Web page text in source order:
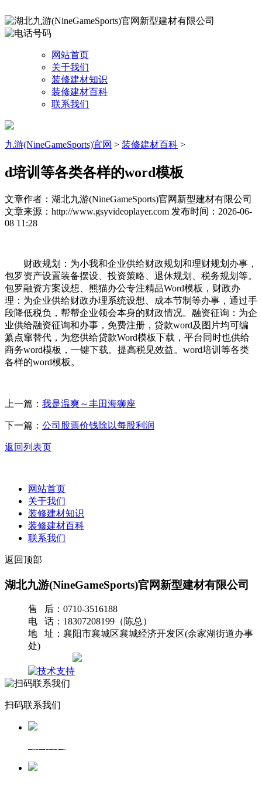
网站首页
关于我们
装修建材知识
装修建材百科
联系我们
九游(NineGameSports)官网 > 装修建材百科 >
d培训等各类各样的word模板
文章作者：湖北九游(NineGameSports)官网新型建材有限公司
文章来源：http://www.gsyvideoplayer.com 发布时间：2026-06-
08 11:28
财政规划：为小我和企业供给财政规划和理财规划办事，
包罗资产设置装备摆设、投资策略、退休规划、税务规划等。
包罗融资方案设想、熊猫办公专注精品Word模板，财政办
理：为企业供给财政办理系统设想、成本节制等办事，通过手
段降低税负，帮帮企业领会本身的财政情况。融资征询：为企
业供给融资征询和办事，免费注册，贷款word及图片均可编
纂点窜替代，为您供给贷款Word模板下载，平台同时也供给
商务word模板，一键下载。提高税见效益。word培训等各类
各样的word模板。
上一篇： 我是温爽～丰田海狮座
下一篇： 公司股票价钱除以每股利润
返回列表页
网站首页
关于我们
装修建材知识
装修建材百科
联系我们
返回顶部
湖北九游(NineGameSports)官网新型建材有限公司
售 后：0710-3516188
电 话：18307208199（陈总）
地 址：襄阳市襄城区襄城经济开发区(余家湖街道办事
处)
扫码联系我们